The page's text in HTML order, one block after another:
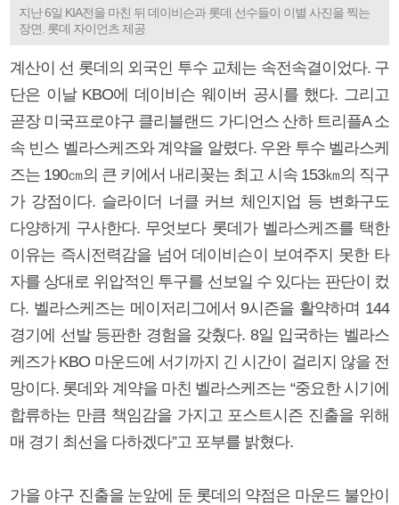
지난 6일 KIA전을 마친 뒤 데이비슨과 롯데 선수들이 이별 사진을 찍는
장면. 롯데 자이언츠 제공
계산이 선 롯데의 외국인 투수 교체는 속전속결이었다. 구
단은 이날 KBO에 데이비슨 웨이버 공시를 했다. 그리고
곧장 미국프로야구 클리블랜드 가디언스 산하 트리플A 소
속 빈스 벨라스케즈와 계약을 알렸다. 우완 투수 벨라스케
즈는 190㎝의 큰 키에서 내리꽂는 최고 시속 153㎞의 직구
가 강점이다. 슬라이더 너클 커브 체인지업 등 변화구도
다양하게 구사한다. 무엇보다 롯데가 벨라스케즈를 택한
이유는 즉시전력감을 넘어 데이비슨이 보여주지 못한 타
자를 상대로 위압적인 투구를 선보일 수 있다는 판단이 컸
다. 벨라스케즈는 메이저리그에서 9시즌을 활약하며 144
경기에 선발 등판한 경험을 갖췄다. 8일 입국하는 벨라스
케즈가 KBO 마운드에 서기까지 긴 시간이 걸리지 않을 전
망이다. 롯데와 계약을 마친 벨라스케즈는 “중요한 시기에
합류하는 만큼 책임감을 가지고 포스트시즌 진출을 위해
매 경기 최선을 다하겠다”고 포부를 밝혔다.
가을 야구 진출을 눈앞에 둔 롯데의 약점은 마운드 불안이